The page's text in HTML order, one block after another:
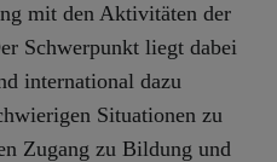
mit den Aktivitäten der
Schwerpunkt liegt dabei
international dazu
Situationen zu
Zugang zu Bildung und